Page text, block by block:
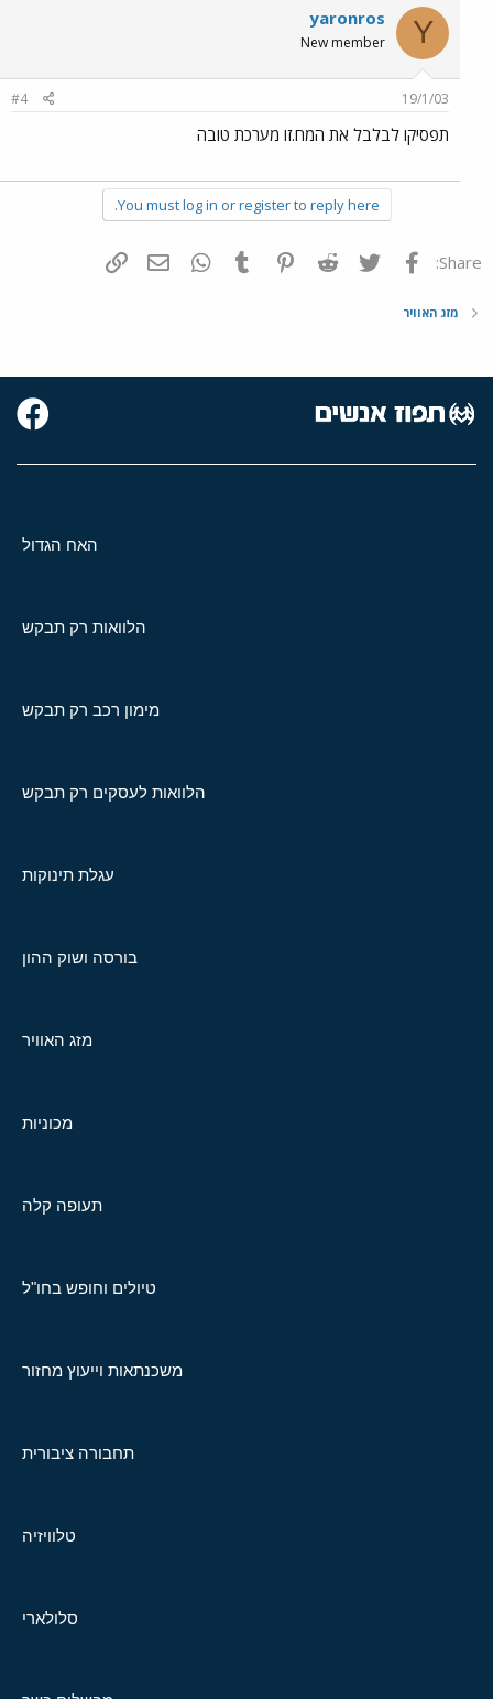
Y
yaronros
New member
19/1/03
#4
תפסיקו לבלבל את המח.זו מערכת טובה
You must log in or register to reply here.
Share: פייסבוק Twitter
Reddit
Pinterest
Tumblr
WhatsAppדואר אלקטרוני
מזג האוויר
האח הגדול
הלוואות רק תבקש
מימון רכב רק תבקש
הלוואות לעסקים רק תבקש
עגלת תינוקות
בורסה ושוק ההון
מזג האוויר
מכוניות
תעופה קלה
טיולים וחופש בחו"ל
משכנתאות וייעוץ מחזור
תחבורה ציבורית
טלוויזיה
סלולארי